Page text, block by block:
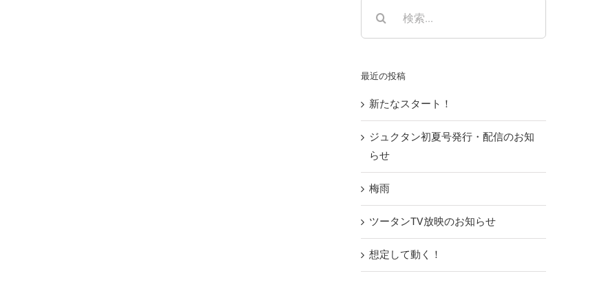
…
最近の投稿
新たなスタート！
ジュクタン初夏号発行・配信のお知
らせ
梅雨
ツータンTV放映のお知らせ
想定して動く！